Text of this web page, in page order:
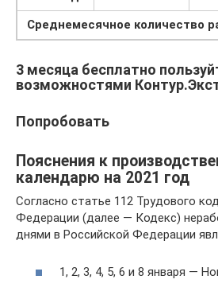
Среднемесячное количество
3 месяца бесплатно
возможностями
Попробовать
Пояснения к
календарю на 2021 год
Согласно статье 112 Трудового
Федерации (далее — Кодекс)
днями в Российской Федерации
1, 2, 3, 4, 5, 6 и 8 января —